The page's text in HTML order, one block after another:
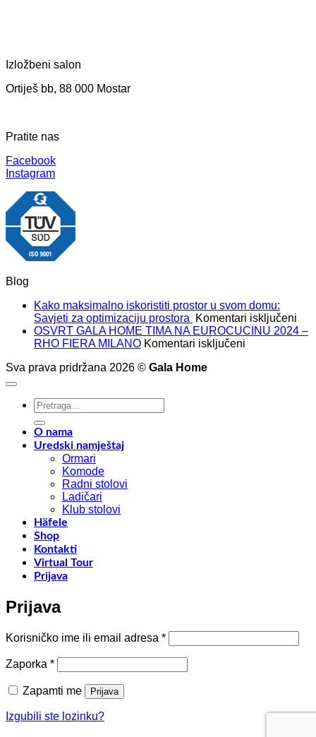
Izložbeni salon
Ortiješ bb, 88 000 Mostar
Pratite nas
Facebook
Instagram
Blog
Kako maksimalno iskoristiti prostor u svom domu:
Savjeti za optimizaciju prostora
Komentari isključeni
OSVRT GALA HOME TIMA NA EUROCUCINU 2024 –
RHO FIERA MILANO Komentari isključeni
Sva prava pridržana 2026 © Gala Home
Pretraži:
O nama
Uredski namještaj
Ormari
Komode
Radni stolovi
Ladičari
Klub stolovi
Häfele
Shop
Kontakti
Virtual Tour
Prijava
Prijava
Korisničko ime ili email adresa *Obavezno
Zaporka *Obavezno
Zapamti me Prijava
Izgubili ste lozinku?